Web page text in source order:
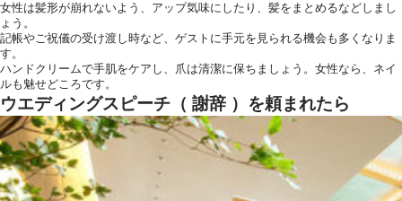
女性は髪形が崩れないよう、アップ気味にしたり、髪をまとめるなどしまし
ょう。
記帳やご祝儀の受け渡し時など、ゲストに手元を見られる機会も多くなりま
す。
ハンドクリームで手肌をケアし、爪は清潔に保ちましょう。女性なら、ネイ
ルも魅せどころです。
ウエディングスピーチ（ 謝辞 ）を頼まれたら